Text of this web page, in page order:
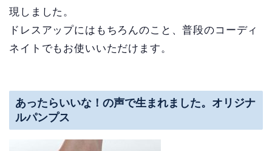
現しました。
ドレスアップにはもちろんのこと、普段のコーディ
ネイトでもお使いいただけます。
あったらいいな！の声で生まれました。オリジナ
ルパンプス